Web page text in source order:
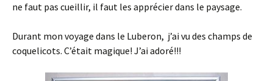
ne faut pas cueillir, il faut les apprécier dans le paysage.
Durant mon voyage dans le Luberon, j’ai vu des champs de
coquelicots. C’était magique! J’ai adoré!!!